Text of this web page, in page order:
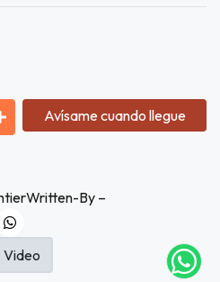
Avísame cuando llegue
By –
Video